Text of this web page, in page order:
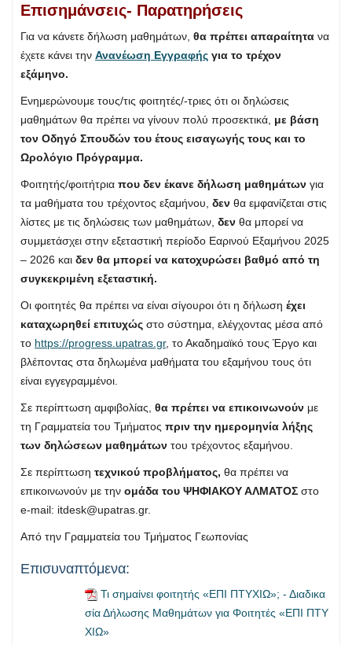
Επισημάνσεις- Παρατηρήσεις
Για να κάνετε δήλωση μαθημάτων, θα πρέπει απαραίτητα να
έχετε κάνει την Ανανέωση Εγγραφής για το τρέχον
εξάμηνο.
Ενημερώνουμε τους/τις φοιτητές/-τριες ότι οι δηλώσεις
μαθημάτων θα πρέπει να γίνουν πολύ προσεκτικά, με βάση
τον Οδηγό Σπουδών του έτους εισαγωγής τους και το
Ωρολόγιο Πρόγραμμα.
Φοιτητής/φοιτήτρια που δεν έκανε δήλωση μαθημάτων για
τα μαθήματα του τρέχοντος εξαμήνου, δεν θα εμφανίζεται στις
λίστες με τις δηλώσεις των μαθημάτων, δεν θα μπορεί να
συμμετάσχει στην εξεταστική περίοδο Εαρινού Εξαμήνου 2025
– 2026 και δεν θα μπορεί να κατοχυρώσει βαθμό από τη
συγκεκριμένη εξεταστική.
Οι φοιτητές θα πρέπει να είναι σίγουροι ότι η δήλωση έχει
καταχωρηθεί επιτυχώς στο σύστημα, ελέγχοντας μέσα από
το https://progress.upatras.gr, το Ακαδημαϊκό τους Έργο και
βλέποντας στα δηλωμένα μαθήματα του εξαμήνου τους ότι
είναι εγγεγραμμένοι.
Σε περίπτωση αμφιβολίας, θα πρέπει να επικοινωνούν με
τη Γραμματεία του Τμήματος πριν την ημερομηνία λήξης
των δηλώσεων μαθημάτων του τρέχοντος εξαμήνου.
Σε περίπτωση τεχνικού προβλήματος, θα πρέπει να
επικοινωνούν με την ομάδα του ΨΗΦΙΑΚΟΥ ΑΛΜΑΤΟΣ στο
e-mail: itdesk@upatras.gr.
Από την Γραμματεία του Τμήματος Γεωπονίας
Επισυναπτόμενα:
Τι σημαίνει φοιτητής «ΕΠΙ ΠΤΥΧΙΩ»; - Διαδικα
σία Δήλωσης Μαθημάτων για Φοιτητές «ΕΠΙ ΠΤΥ
ΧΙΩ»